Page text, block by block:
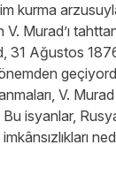
kurma
Murad’ı
31 Ağustos
V.
isyanlar, Rusya